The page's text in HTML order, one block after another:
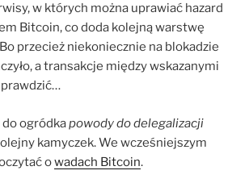
w których można uprawiać hazard
Bitcoin, co doda kolejną warstwę
przecież niekoniecznie na blokadzie
a transakcje między wskazanymi
ogródkapowody do delegalizacji
kamyczek. We wcześniejszym
owadach Bitcoin.